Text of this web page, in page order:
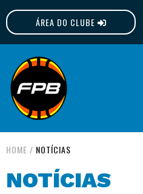
ÁREA DO CLUBE
FPB
HOME / NOTÍCIAS
NOTÍCIAS